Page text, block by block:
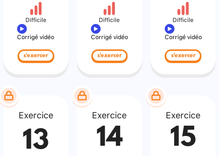
Difficile
Corrigé vidéo
s'exercer
Difficile
Corrigé vidéo
s'exercer
Difficile
Corrigé vidéo
s'exercer
Exercice
13
Exercice
14
Exercice
15